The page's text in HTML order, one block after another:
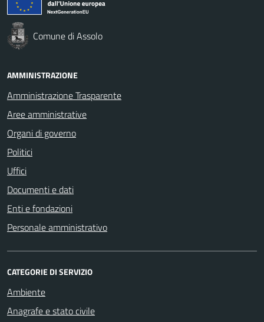
Comune di Assolo
AMMINISTRAZIONE
Amministrazione Trasparente
Aree amministrative
Organi di governo
Politici
Uffici
Documenti e dati
Enti e fondazioni
Personale amministrativo
CATEGORIE DI SERVIZIO
Ambiente
Anagrafe e stato civile